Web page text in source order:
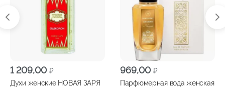
1 209,00 ₽
Духи женские НОВАЯ ЗАРЯ
969,00 ₽
Парфюмерная вода женская